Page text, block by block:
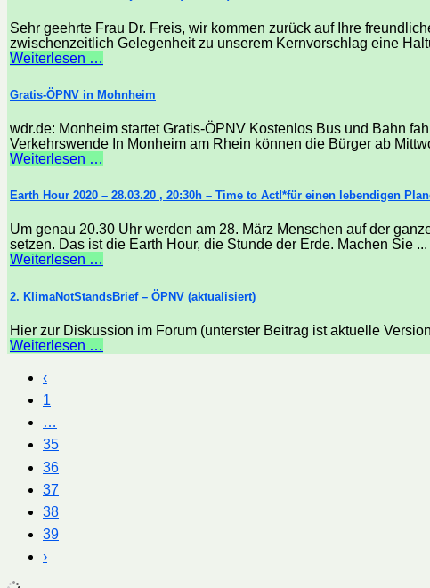
Sehr geehrte Frau Dr. Freis, wir kommen zurück auf Ihre
zwischenzeitlich Gelegenheit zu unserem Kernvorschlag eine
Weiterlesen …
Gratis-ÖPNV in Mohnheim
wdr.de: Monheim startet Gratis-ÖPNV Kostenlos Bus und Bahn
Verkehrswende In Monheim am Rhein können die Bürger ab
Weiterlesen …
Earth Hour 2020 – 28.03.20 , 20:30h – Time to Act!*für einen lebendigen
Um genau 20.30 Uhr werden am 28. März Menschen auf der
setzen. Das ist die Earth Hour, die Stunde der Erde. Machen Sie ...
Weiterlesen …
2. KlimaNotStandsBrief – ÖPNV (aktualisiert)
Hier zur Diskussion im Forum (unterster Beitrag ist aktuelle
Weiterlesen …
‹
1
…
35
36
37
38
39
›